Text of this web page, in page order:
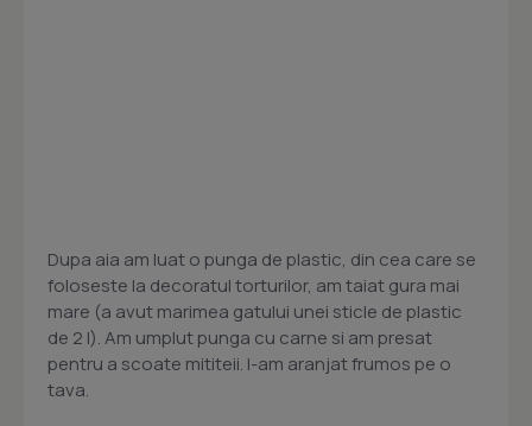
Dupa aia am luat o punga de plastic, din cea care se
foloseste la decoratul torturilor, am taiat gura mai
mare (a avut marimea gatului unei sticle de plastic
de 2 l). Am umplut punga cu carne si am presat
pentru a scoate mititeii. I-am aranjat frumos pe o
tava.